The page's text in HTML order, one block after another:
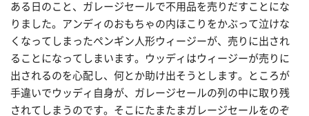
ある日のこと、ガレージセールで不用品を売りだすことにな
りました。アンディのおもちゃの内ほこりをかぶって泣けな
くなってしまったペンギン人形ウィージーが、売りに出され
ることになってしまいます。ウッディはウィージーが売りに
出されるのを心配し、何とか助け出そうとします。ところが
手違いでウッディ自身が、ガレージセールの列の中に取り残
されてしまうのです。そこにたまたまガレージセールをのぞ